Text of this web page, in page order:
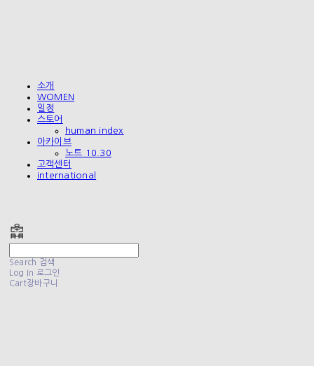
소개
WOMEN
일정
스토어
human index
아카이브
노트 10.30
고객센터
international
Search 검색
Log In 로그인
Cart장바구니